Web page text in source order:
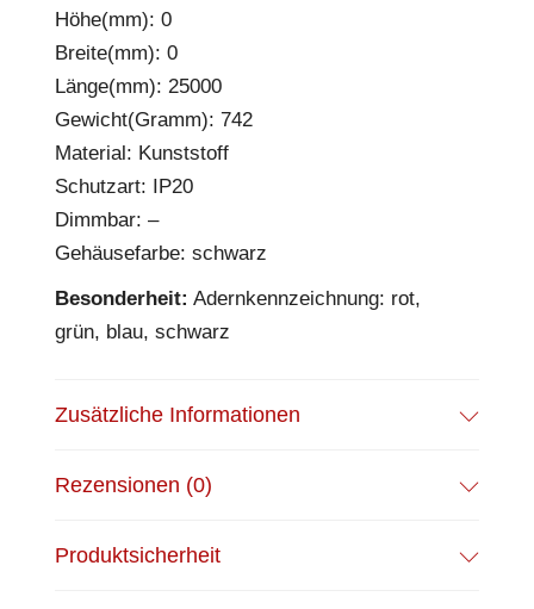
Höhe(mm): 0
Breite(mm): 0
Länge(mm): 25000
Gewicht(Gramm): 742
Material: Kunststoff
Schutzart: IP20
Dimmbar: –
Gehäusefarbe: schwarz
Besonderheit: Adernkennzeichnung: rot,
grün, blau, schwarz
Zusätzliche Informationen
Rezensionen (0)
Produktsicherheit